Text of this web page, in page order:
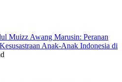
Muizz Awang Marusin: Peranan
Anak-Anak Indonesia di